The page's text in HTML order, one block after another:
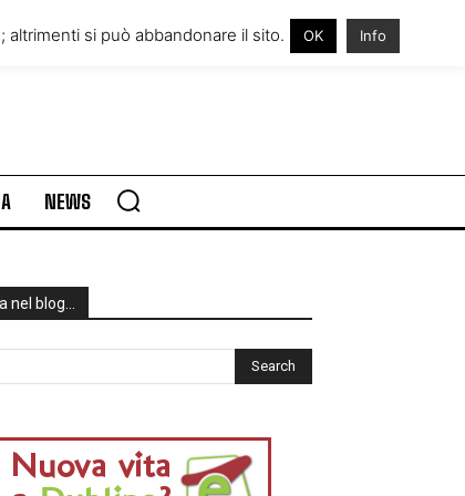
VISITARE L’IRLANDA
NEWS
nel blog…
altrimenti si può abbandonare il sito. OK Info